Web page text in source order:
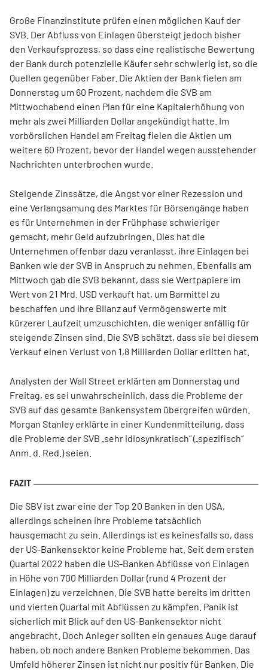
Große Finanzinstitute prüfen einen möglichen Kauf der
SVB. Der Abfluss von Einlagen übersteigt jedoch bisher
den Verkaufsprozess, so dass eine realistische Bewertung
der Bank durch potenzielle Käufer sehr schwierig ist, so die
Quellen gegenüber Faber. Die Aktien der Bank fielen am
Donnerstag um 60 Prozent, nachdem die SVB am
Mittwochabend einen Plan für eine Kapitalerhöhung von
mehr als zwei Milliarden Dollar angekündigt hatte. Im
vorbörslichen Handel am Freitag fielen die Aktien um
weitere 60 Prozent, bevor der Handel wegen ausstehender
Nachrichten unterbrochen wurde.
Steigende Zinssätze, die Angst vor einer Rezession und
eine Verlangsamung des Marktes für Börsengänge haben
es für Unternehmen in der Frühphase schwieriger
gemacht, mehr Geld aufzubringen. Dies hat die
Unternehmen offenbar dazu veranlasst, ihre Einlagen bei
Banken wie der SVB in Anspruch zu nehmen. Ebenfalls am
Mittwoch gab die SVB bekannt, dass sie Wertpapiere im
Wert von 21 Mrd. USD verkauft hat, um Barmittel zu
beschaffen und ihre Bilanz auf Vermögenswerte mit
kürzerer Laufzeit umzuschichten, die weniger anfällig für
steigende Zinsen sind. Die SVB schätzt, dass sie bei diesem
Verkauf einen Verlust von 1,8 Milliarden Dollar erlitten hat.
Analysten der Wall Street erklärten am Donnerstag und
Freitag, es sei unwahrscheinlich, dass die Probleme der
SVB auf das gesamte Bankensystem übergreifen würden.
Morgan Stanley erklärte in einer Kundenmitteilung, dass
die Probleme der SVB „sehr idiosynkratisch“ („spezifisch“
Anm. d. Red.) seien.
Die SBV ist zwar eine der Top 20 Banken in den USA,
allerdings scheinen ihre Probleme tatsächlich
hausgemacht zu sein. Allerdings ist es keinesfalls so, dass
der US-Bankensektor keine Probleme hat. Seit dem ersten
Quartal 2022 haben die US-Banken Abflüsse von Einlagen
in Höhe von 700 Milliarden Dollar (rund 4 Prozent der
Einlagen) zu verzeichnen. Die SVB hatte bereits im dritten
und vierten Quartal mit Abflüssen zu kämpfen. Panik ist
sicherlich mit Blick auf den US-Bankensektor nicht
angebracht. Doch Anleger sollten ein genaues Auge darauf
haben, ob noch andere Banken Probleme bekommen. Das
Umfeld höherer Zinsen ist nicht nur positiv für Banken. Die